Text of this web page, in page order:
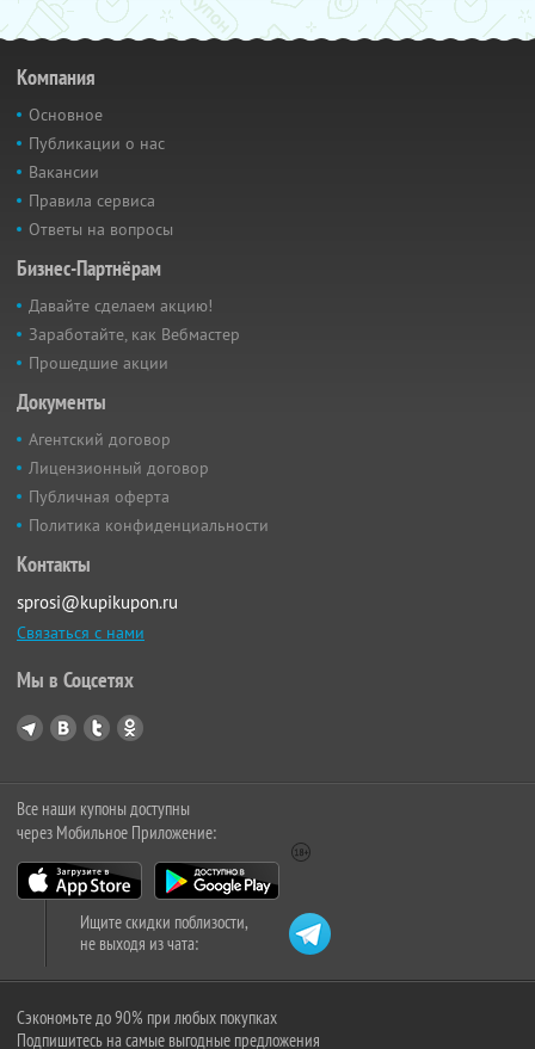
Компания
Основное
Публикации о нас
Вакансии
Правила сервиса
Ответы на вопросы
Бизнес-Партнёрам
Давайте сделаем акцию!
Заработайте, как Вебмастер
Прошедшие акции
Документы
Агентский договор
Лицензионный договор
Публичная оферта
Политика конфиденциальности
Контакты
sprosi@kupikupon.ru
Связаться с нами
Мы в Соцсетях
Все наши купоны доступны
через Мобильное Приложение:
Ищите скидки поблизости,
не выходя из чата:
Сэкономьте до 90% при любых покупках
Подпишитесь на самые выгодные предложения